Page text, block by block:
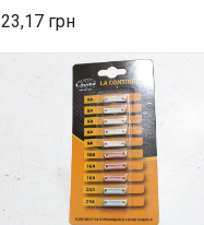
23,17